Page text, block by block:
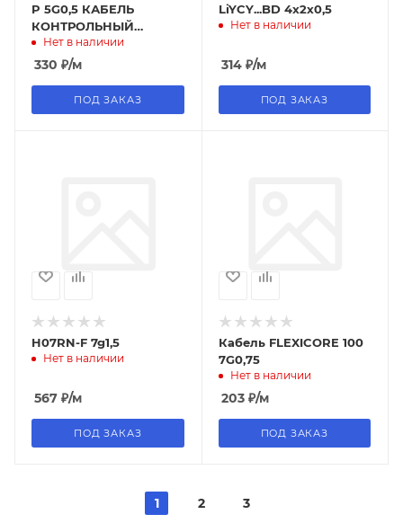
P 5G0,5 КАБЕЛЬ
КОНТРОЛЬНЫЙ
ВЫСОКОГИБКИЙ,
ПОЛИУРЕТАНОВЫЙ
Нет в наличии
330 ₽/м
ПОД ЗАКАЗ
LiYCY...BD 4x2x0,5
Нет в наличии
314₽/м
ПОД ЗАКАЗ
H07RN-F 7g1,5
Нет в наличии
567 ₽/м
ПОД ЗАКАЗ
Кабель FLEXICORE 100
7G0,75
Нет в наличии
203₽/м
ПОД ЗАКАЗ
1 2 3